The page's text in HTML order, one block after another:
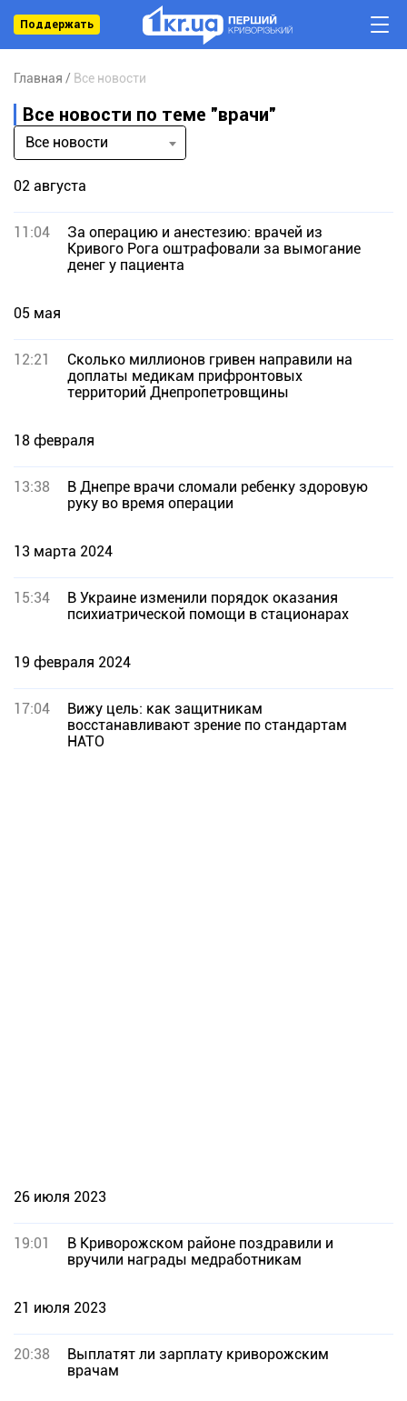
Поддержать
Главная Все новости
Все новости по теме "врачи"
Все новости
02 августа
11:04
За операцию и анестезию: врачей из
Кривого Рога оштрафовали за вымогание
денег у пациента
05 мая
12:21
Сколько миллионов гривен направили на
доплаты медикам прифронтовых
территорий Днепропетровщины
18 февраля
13:38
В Днепре врачи сломали ребенку здоровую
руку во время операции
13 марта 2024
15:34
В Украине изменили порядок оказания
психиатрической помощи в стационарах
19 февраля 2024
17:04
Вижу цель: как защитникам
восстанавливают зрение по стандартам
НАТО
26 июля 2023
19:01
В Криворожском районе поздравили и
вручили награды медработникам
21 июля 2023
20:38
Выплатят ли зарплату криворожским
врачам